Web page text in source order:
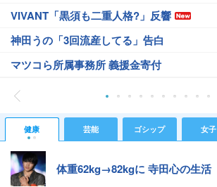
VIVANT「黒須も二重人格?」反響
神田うの「3回流産してる」告白
マツコら所属事務所 義援金寄付
健康 芸能 ゴシップ 女子
体重62kg→82kgに 寺田心の生活